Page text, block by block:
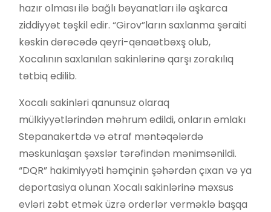
hazır olması ilə bağlı bəyanatları ilə aşkarca
ziddiyyət təşkil edir. “Girov”ların saxlanma şəraiti
kəskin dərəcədə qeyri-qənaətbəxş olub,
Xocalının saxlanılan sakinlərinə qarşı zorakılıq
tətbiq edilib.
Xocalı sakinləri qanunsuz olaraq
mülkiyyətlərindən məhrum edildi, onların əmlakı
Stepanakertdə və ətraf məntəqələrdə
məskunlaşan şəxslər tərəfindən mənimsənildi.
“DQR” hakimiyyəti həmçinin şəhərdən çıxan və ya
deportasiya olunan Xocalı sakinlərinə məxsus
evləri zəbt etmək üzrə orderlər verməklə başqa